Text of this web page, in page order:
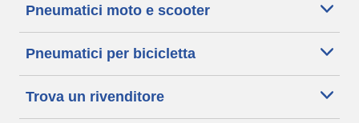
Pneumatici moto e scooter
Pneumatici per bicicletta
Trova un rivenditore